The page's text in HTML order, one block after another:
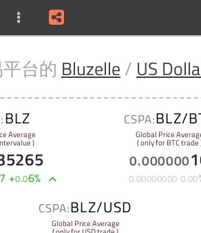
台的 Bluzelle / US
BLZ
Average
)
+0.06%
CSPA:BLZ/
Global Price
( only for BTC trade
0.000000
0.00000000 0.00
CSPA:BLZ/USD
Global Price Average